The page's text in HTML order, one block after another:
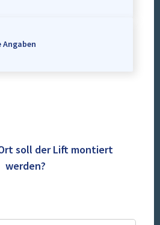
Angaben
soll der Lift montiert
werden?